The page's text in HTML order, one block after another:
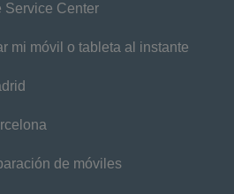
Service Center
mi móvil o tableta al instante
de móviles